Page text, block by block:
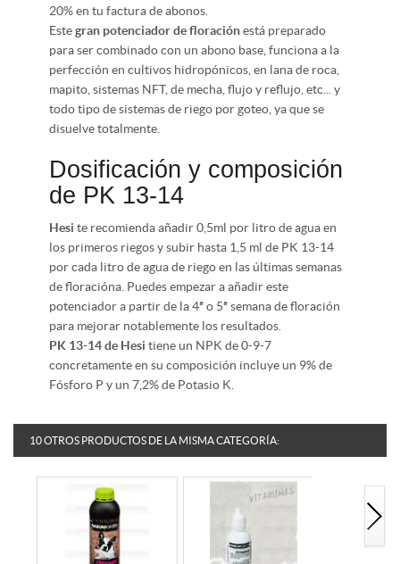
20% en tu factura de abonos.
Estegran potenciador de floraciónestá preparado
para ser combinado con un abono base, funciona a la
perfección en cultivos hidropónicos, en lana de roca,
mapito, sistemas NFT, de mecha, flujo y reflujo, etc... y
todo tipo de sistemas de riego por goteo, ya que se
disuelve totalmente.
Dosificación y composición
de PK 13-14
Hesi te recomienda añadir 0,5ml por litro de agua en
los primeros riegos y subir hasta 1,5 ml de PK 13-14
por cada litro de agua de riego en las últimas semanas
de floracióna. Puedes empezar a añadir este
potenciador a partir de la 4ª o 5ª semana de floración
para mejorar notablemente los resultados.
PK 13-14 de Hesi tiene un NPK de 0-9-7
concretamente en su composición incluye un 9% de
Fósforo P y un 7,2% de Potasio K.
10 OTROS PRODUCTOS DE LA MISMA CATEGORÍA: